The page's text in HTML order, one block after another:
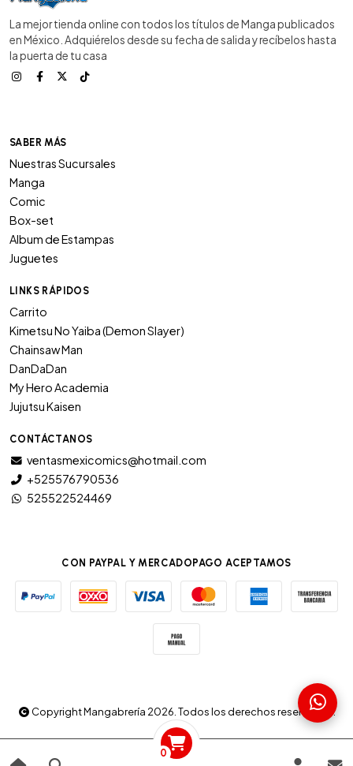
0
La mejor tienda online con todos los títulos de Manga publicados
en México. Adquiérelos desde su fecha de salida y recíbelos hasta
la puerta de tu casa
SABER MÁS
Nuestras Sucursales
Manga
Comic
Box-set
Album de Estampas
Juguetes
LINKS RÁPIDOS
Carrito
Kimetsu No Yaiba (Demon Slayer)
Chainsaw Man
DanDaDan
My Hero Academia
Jujutsu Kaisen
CONTÁCTANOS
ventasmexicomics@hotmail.com
+525576790536
525522524469
CON PAYPAL Y MERCADOPAGO ACEPTAMOS
Copyright Mangabrería 2026. Todos los derechos reservados.